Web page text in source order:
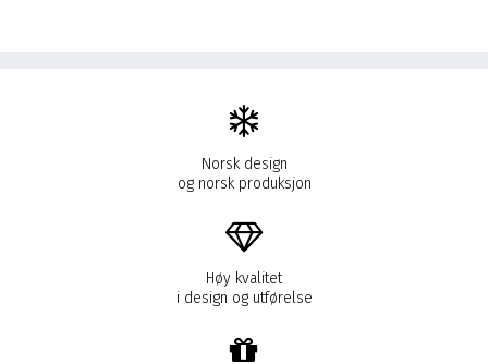
Norsk design
og norsk produksjon
Høy kvalitet
i design og utførelse